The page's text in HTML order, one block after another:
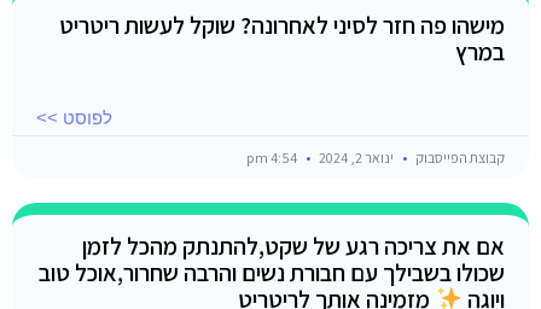
מישהו פה חזר לסיני לאחרונה? שוקל לעשות ריטריט
במרץ
לפוסט >>
קבוצת הפייסבוק ינואר 2, 2024
אם את צריכה רגע של שקט,להתנתק מהכל לזמן
שכולו בשבילך עם חבורת נשים והרבה שחרור,אוכל טוב
ויוגה
מזמינה אותך לריטריט